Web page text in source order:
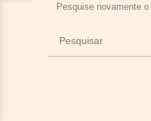
Pesquise novamente